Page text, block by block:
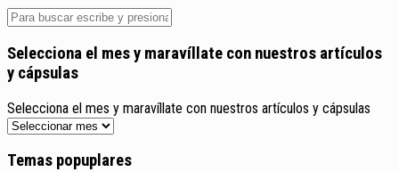
Selecciona el mes y maravíllate con nuestros artículos
y cápsulas
Selecciona el mes y maravíllate con nuestros artículos y cápsulas
Temas popuplares